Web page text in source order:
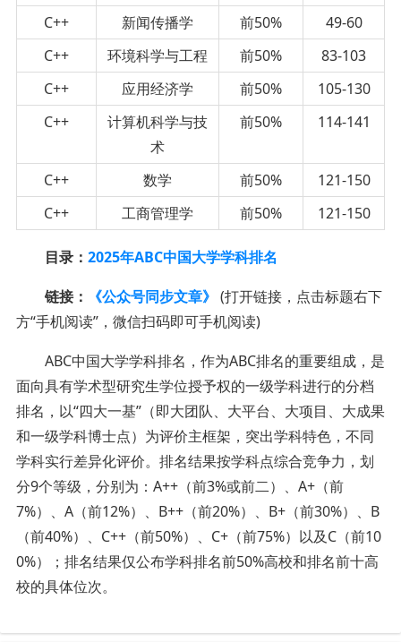
C++
新闻传播学 前50%
49-60
C++
环境科学与工程 前50%
83-103
C++
应用经济学 前50%
105-130
C++
计算机科学与技
术
前50% 114-141
C++ 数学 前50%
121-150
C++
工商管理学 前50% 121-150
目录： 2025年ABC中国大学学科排名
链接：
《公众号同步文章》 (打开链接，点击标题右下
方“手机阅读”，微信扫码即可手机阅读)
ABC中国大学学科排名，作为ABC排名的重要组成，是
面向具有学术型研究生学位授予权的一级学科进行的分档
排名，以“四大一基”（即大团队、大平台、大项目、大成果
和一级学科博士点）为评价主框架，突出学科特色，不同
学科实行差异化评价。排名结果按学科点综合竞争力，划
分9个等级，分别为：A++（前3%或前二）、A+（前
7%）、A（前12%）、B++（前20%）、B+（前30%）、B
（前40%）、C++（前50%）、C+（前75%）以及C（前10
0%）；排名结果仅公布学科排名前50%高校和排名前十高
校的具体位次。